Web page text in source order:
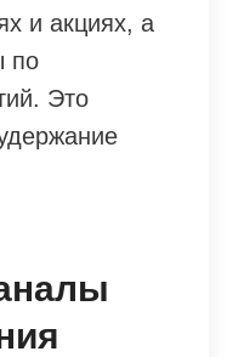
и акциях, а
по
Это